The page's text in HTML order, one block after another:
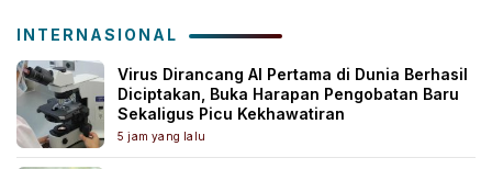
INTERNASIONAL
Virus Dirancang AI Pertama di Dunia Berhasil
Diciptakan, Buka Harapan Pengobatan Baru
Sekaligus Picu Kekhawatiran
5 jam yang lalu